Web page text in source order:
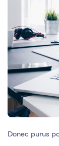
Donec purus